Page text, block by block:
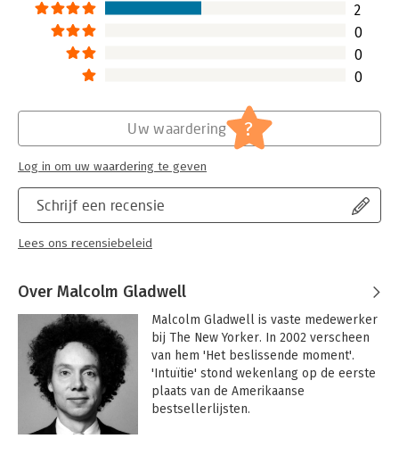
2
0
0
0
Schrijf een recensie
Lees ons recensiebeleid
Uw waardering ?
Log in om uw waardering te geven
Over Malcolm Gladwell
Malcolm Gladwell is vaste medewerker
bij The New Yorker. In 2002 verscheen
van hem 'Het beslissende moment'.
'Intuïtie' stond wekenlang op de eerste
plaats van de Amerikaanse
bestsellerlijsten.